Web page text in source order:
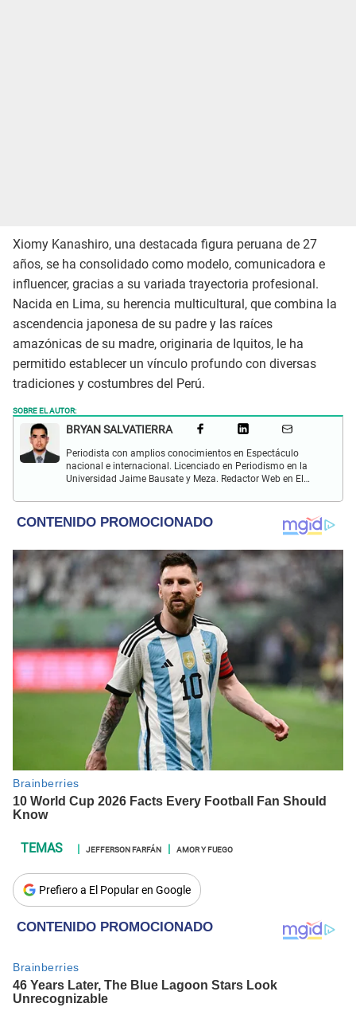
Xiomy Kanashiro, una destacada figura peruana de 27
años, se ha consolidado como modelo, comunicadora e
influencer, gracias a su variada trayectoria profesional.
Nacida en Lima, su herencia multicultural, que combina la
ascendencia japonesa de su padre y las raíces
amazónicas de su madre, originaria de Iquitos, le ha
permitido establecer un vínculo profundo con diversas
tradiciones y costumbres del Perú.
SOBRE EL AUTOR:
BRYAN SALVATIERRA
Periodista con amplios conocimientos en Espectáculo
nacional e internacional. Licenciado en Periodismo en la
Universidad Jaime Bausate y Meza. Redactor Web en El
películas, series, videojuegos y espectáculo.
JEFFERSON FARFÁN AMOR Y FUEGO
Prefiero a El Popular en Google